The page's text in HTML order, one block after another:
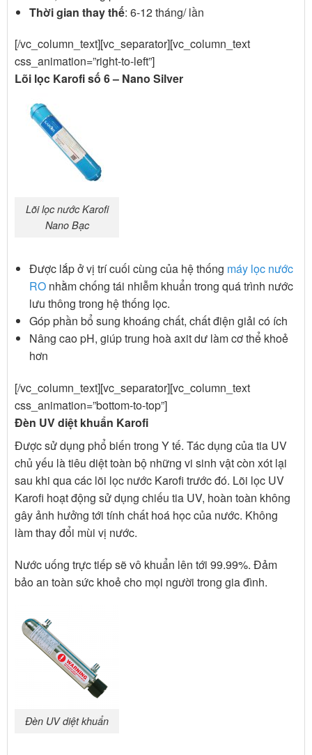
Thời gian thay thế: 6-12 tháng/ lần
[/vc_column_text][vc_separator][vc_column_text
css_animation=”right-to-left”]
Lõi lọc Karofi số 6 – Nano Silver
Lõi lọc nước Karofi
Nano Bạc
Được lắp ở vị trí cuối cùng của hệ thống máy lọc nước
ROnhằm chống tái nhiễm khuẩn trong quá trình nước
lưu thông trong hệ thống lọc.
Góp phần bổ sung khoáng chất, chất điện giải có ích
Nâng cao pH, giúp trung hoà axit dư làm cơ thể khoẻ
hơn
[/vc_column_text][vc_separator][vc_column_text
css_animation=”bottom-to-top”]
Đèn UV diệt khuẩn Karofi
Được sử dụng phổ biến trong Y tế. Tác dụng của tia UV
chủ yếu là tiêu diệt toàn bộ những vi sinh vật còn xót lại
sau khi qua các lõi lọc nước Karofi trước đó. Lõi lọc UV
Karofi hoạt động sử dụng chiếu tia UV, hoàn toàn không
gây ảnh hưởng tới tính chất hoá học của nước. Không
làm thay đổi mùi vị nước.
Nước uống trực tiếp sẽ vô khuẩn lên tới 99.99%. Đảm
bảo an toàn sức khoẻ cho mọi người trong gia đình.
Đèn UV diệt khuẩn